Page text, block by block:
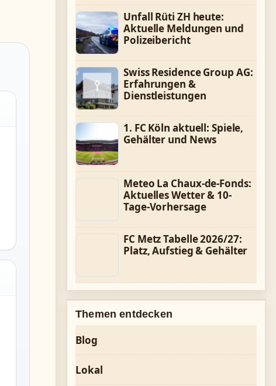
Unfall Rüti ZH heute:
Aktuelle Meldungen und
Polizeibericht
Swiss Residence Group AG:
Erfahrungen &
Dienstleistungen
1. FC Köln aktuell: Spiele,
Gehälter und News
Meteo La Chaux-de-Fonds:
Aktuelles Wetter & 10-
Tage-Vorhersage
FC Metz Tabelle 2026/27:
Platz, Aufstieg & Gehälter
Themen entdecken
Blog
Lokal